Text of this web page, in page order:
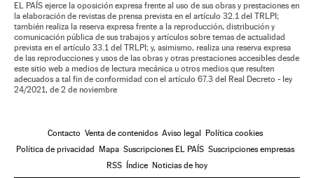
EL PAÍS ejerce la oposición expresa frente al uso de sus obras y prestaciones en
la elaboración de revistas de prensa prevista en el artículo 32.1 del TRLPI;
también realiza la reserva expresa frente a la reproducción, distribución y
comunicación pública de sus trabajos y artículos sobre temas de actualidad
prevista en el artículo 33.1 del TRLPI; y, asimismo, realiza una reserva expresa
de las reproducciones y usos de las obras y otras prestaciones accesibles desde
este sitio web a medios de lectura mecánica u otros medios que resulten
adecuados a tal fin de conformidad con el artículo 67.3 del Real Decreto - ley
24/2021, de 2 de noviembre
Contacto Venta de contenidos Aviso legal
Política cookies
Política de privacidad
Mapa Suscripciones EL PAÍS Suscripciones empresas
RSS
Índice Noticias de hoy